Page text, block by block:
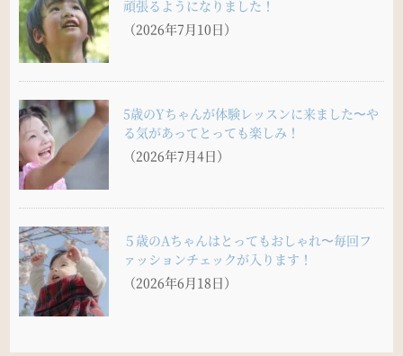
頑張るようになりました！
（2026年7月10日）
5歳のYちゃんが体験レッスンに来ました〜や
る気があってとっても楽しみ！
（2026年7月4日）
５歳のAちゃんはとってもおしゃれ〜毎回フ
ァッションチェックが入ります！
（2026年6月18日）